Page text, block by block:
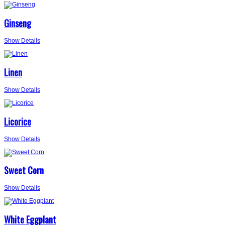
Ginseng
Show Details
Linen
Show Details
Licorice
Show Details
Sweet Corn
Show Details
White Eggplant